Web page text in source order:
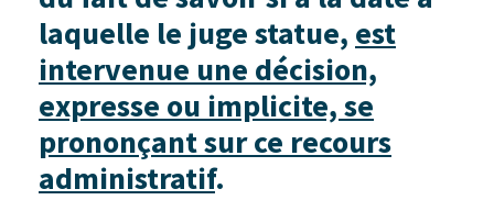
laquelle le juge statue, est
intervenue une décision,
expresse ou implicite, se
prononçant sur ce recours
administratif.